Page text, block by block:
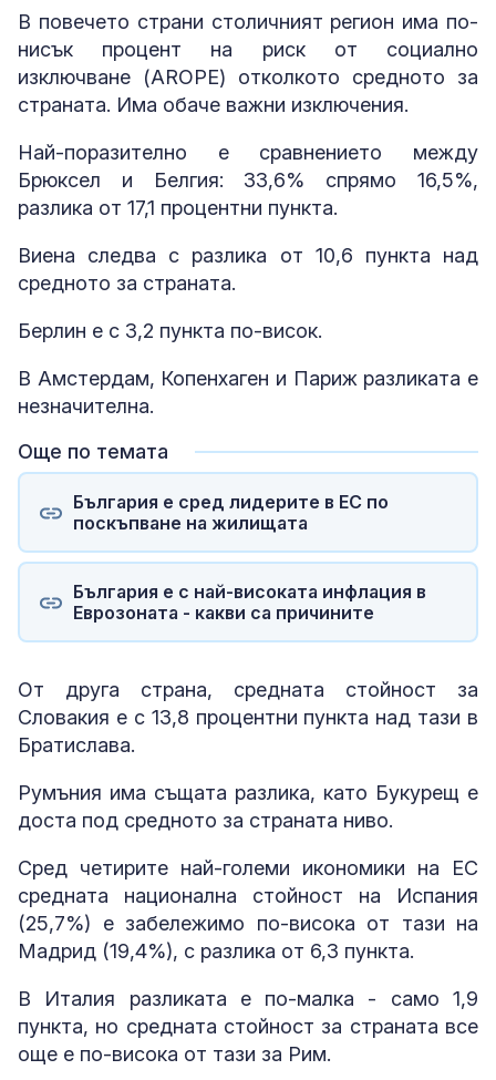
В повечето страни столичният регион има по-
нисък процент на риск от социално
изключване (AROPE) отколкото средното за
страната. Има обаче важни изключения.
Най-поразително е сравнението между
Брюксел и Белгия: 33,6% спрямо 16,5%,
разлика от 17,1 процентни пункта.
Виена следва с разлика от 10,6 пункта над
средното за страната.
Берлин е с 3,2 пункта по-висок.
В Амстердам, Копенхаген и Париж разликата е
незначителна.
Още по темата
България е сред лидерите в ЕС по
поскъпване на жилищата
България е с най-високата инфлация в
Еврозоната - какви са причините
От друга страна, средната стойност за
Словакия е с 13,8 процентни пункта над тази в
Братислава.
Румъния има същата разлика, като Букурещ е
доста под средното за страната ниво.
Сред четирите най-големи икономики на ЕС
средната национална стойност на Испания
(25,7%) е забележимо по-висока от тази на
Мадрид (19,4%), с разлика от 6,3 пункта.
В Италия разликата е по-малка - само 1,9
пункта, но средната стойност за страната все
още е по-висока от тази за Рим.